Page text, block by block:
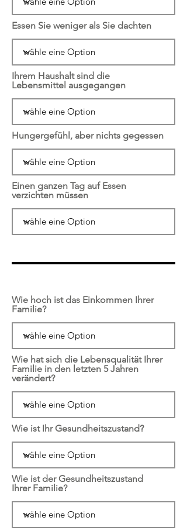
Essen Sie weniger als Sie dachten
Ihrem Haushalt sind die
Lebensmittel ausgegangen
Hungergefühl, aber nichts gegessen
Einen ganzen Tag auf Essen
verzichten müssen
Wie hoch ist das Einkommen Ihrer
Familie?
Wie hat sich die Lebensqualität Ihrer
Familie in den letzten 5 Jahren
verändert?
Wie ist Ihr Gesundheitszustand?
Wie ist der Gesundheitszustand
Ihrer Familie?